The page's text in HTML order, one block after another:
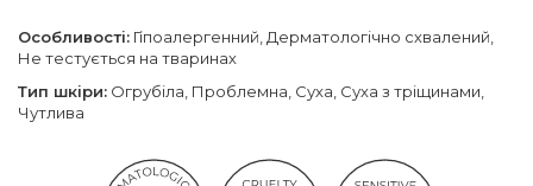
Особливості: Гіпоалергенний, Дерматологічно схвалений,
Не тестується на тваринах
Тип шкіри: Огрубіла, Проблемна, Суха, Суха з тріщинами,
Чутлива